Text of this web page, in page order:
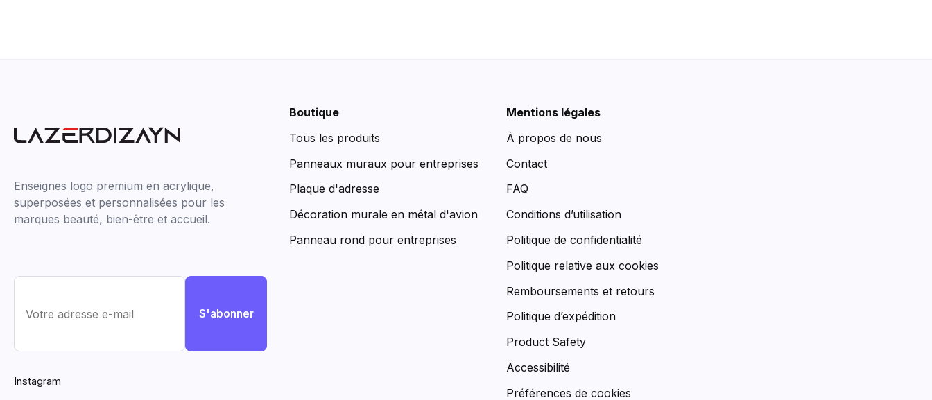
Enseignes logo premium en acrylique,
superposées et personnalisées pour les
marques beauté, bien-être et accueil.
S'abonner
Instagram
Boutique
Tous les produits
Panneaux muraux pour entreprises
Plaque d'adresse
Décoration murale en métal d'avion
Panneau rond pour entreprises
Mentions légales
À propos de nous
Contact
FAQ
Conditions d’utilisation
Politique de confidentialité
Politique relative aux cookies
Remboursements et retours
Politique d’expédition
Product Safety
Accessibilité
Préférences de cookies